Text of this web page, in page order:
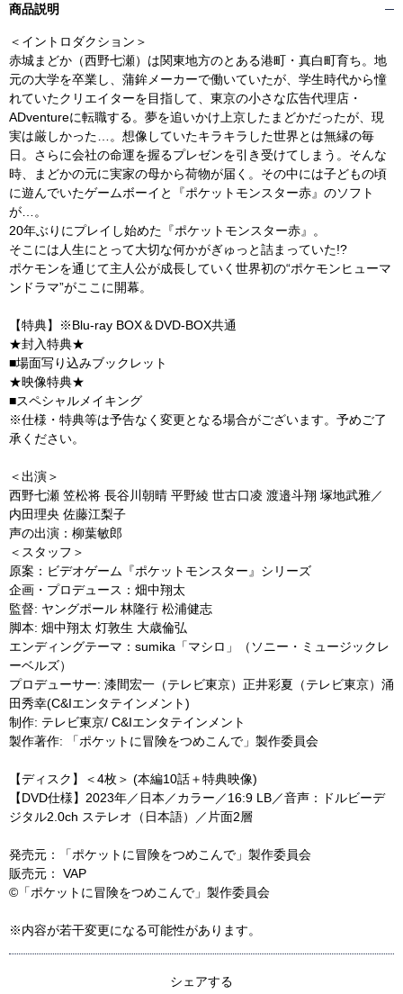
商品説明
＜イントロダクション＞
赤城まどか（西野七瀬）は関東地方のとある港町・真白町育ち。地
元の大学を卒業し、蒲鉾メーカーで働いていたが、学生時代から憧
れていたクリエイターを目指して、東京の小さな広告代理店・
ADventureに転職する。夢を追いかけ上京したまどかだったが、現
実は厳しかった…。想像していたキラキラした世界とは無縁の毎
日。さらに会社の命運を握るプレゼンを引き受けてしまう。そんな
時、まどかの元に実家の母から荷物が届く。その中には子どもの頃
に遊んでいたゲームボーイと『ポケットモンスター赤』のソフト
が…。
20年ぶりにプレイし始めた『ポケットモンスター赤』。
そこには人生にとって大切な何かがぎゅっと詰まっていた!?
ポケモンを通じて主人公が成長していく世界初の“ポケモンヒューマ
ンドラマ”がここに開幕。
【特典】※Blu-ray BOX＆DVD-BOX共通
★封入特典★
■場面写り込みブックレット
★映像特典★
■スペシャルメイキング
※仕様・特典等は予告なく変更となる場合がございます。予めご了
承ください。
＜出演＞
西野七瀬 笠松将 長谷川朝晴 平野綾 世古口凌 渡邉斗翔 塚地武雅／
内田理央 佐藤江梨子
声の出演：柳葉敏郎
＜スタッフ＞
原案：ビデオゲーム『ポケットモンスター』シリーズ
企画・プロデュース：畑中翔太
監督: ヤングポール 林隆行 松浦健志
脚本: 畑中翔太 灯敦生 大歳倫弘
エンディングテーマ：sumika「マシロ」（ソニー・ミュージックレ
ーベルズ）
プロデューサー: 漆間宏一（テレビ東京）正井彩夏（テレビ東京）涌
田秀幸(C&Iエンタテインメント)
制作: テレビ東京/ C&Iエンタテインメント
製作著作: 「ポケットに冒険をつめこんで」製作委員会
【ディスク】＜4枚＞ (本編10話＋特典映像)
【DVD仕様】2023年／日本／カラー／16:9 LB／音声：ドルビーデ
ジタル2.0ch ステレオ（日本語）／片面2層
発売元：「ポケットに冒険をつめこんで」製作委員会
販売元： VAP
©「ポケットに冒険をつめこんで」製作委員会
※内容が若干変更になる可能性があります。
シェアする